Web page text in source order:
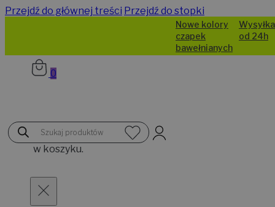
Przejdź do głównej treści Przejdź do stopki
Nowe kolory
czapek
bawełnianych
Wysyłka
od 24h
Wyszukiwarka
produktów
0
Brak
produktów
w koszyku.